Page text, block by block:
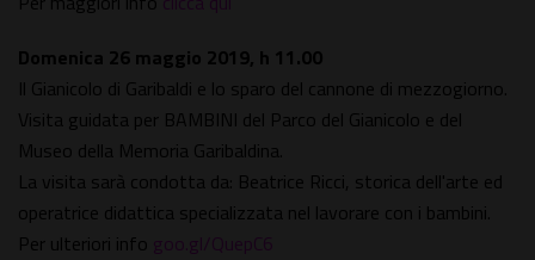
Domenica 26 maggio 2019, h 11.00
Il Gianicolo di Garibaldi e lo sparo del cannone di mezzogiorno.
Visita guidata per BAMBINI del Parco del Gianicolo e del
Museo della Memoria Garibaldina.
La visita sarà condotta da: Beatrice Ricci, storica dell'arte ed
operatrice didattica specializzata nel lavorare con i bambini.
Per ulteriori info goo.gl/QuepC6